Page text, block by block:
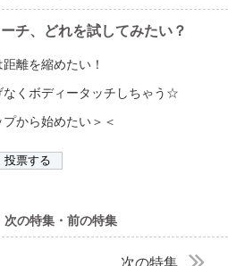
チ、どれを試してみたい？
離を縮めたい！
なくボディータッチしちゃう☆
から始めたい＞＜
次の特集・前の特集